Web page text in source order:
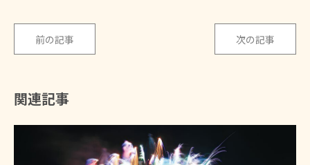
前の記事 次の記事
関連記事